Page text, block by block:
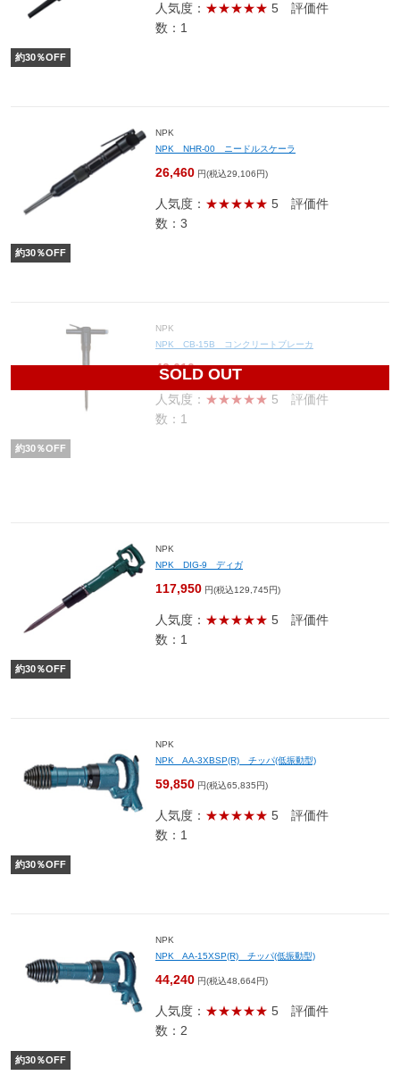
人気度： ★★★★★ 5 評価件
数：1
約30％OFF
NPK
NPK NHR-00 ニードルスケーラ
26,460 円(税込29,106円)
人気度： ★★★★★ 5 評価件
数：3
約30％OFF
SOLD OUT
NPK
NPK CB-15B コンクリートブレーカ
43,610円(税込47,971円)
人気度： ★★★★★ 5 評価件
数：1
約30％OFF
NPK
NPK DIG-9 ディガ
117,950 円(税込129,745円)
人気度： ★★★★★ 5 評価件
数：1
約30％OFF
NPK
NPK AA-3XBSP(R) チッパ(低振動型)
59,850 円(税込65,835円)
人気度： ★★★★★ 5 評価件
数：1
約30％OFF
NPK
NPK AA-15XSP(R) チッパ(低振動型)
44,240 円(税込48,664円)
人気度： ★★★★★ 5 評価件
数：2
約30％OFF